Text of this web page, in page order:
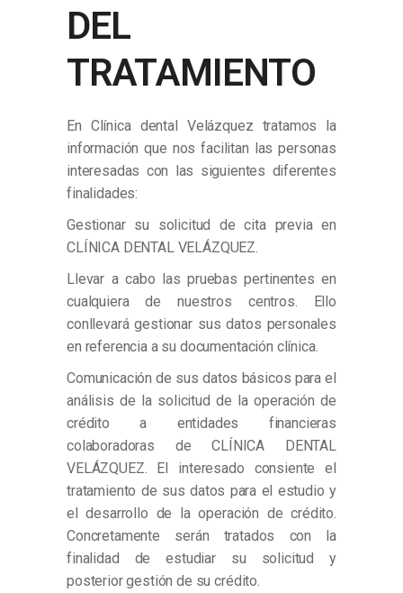
DEL
TRATAMIENTO
En Clínica dental Velázquez tratamos la
información que nos facilitan las personas
interesadas con las siguientes diferentes
finalidades:
Gestionar su solicitud de cita previa en
CLÍNICA DENTAL VELÁZQUEZ.
Llevar a cabo las pruebas pertinentes en
cualquiera de nuestros centros. Ello
conllevará gestionar sus datos personales
en referencia a su documentación clínica.
Comunicación de sus datos básicos para el
análisis de la solicitud de la operación de
crédito a entidades financieras
colaboradoras de CLÍNICA DENTAL
VELÁZQUEZ. El interesado consiente el
tratamiento de sus datos para el estudio y
el desarrollo de la operación de crédito.
Concretamente serán tratados con la
finalidad de estudiar su solicitud y
posterior gestión de su crédito.